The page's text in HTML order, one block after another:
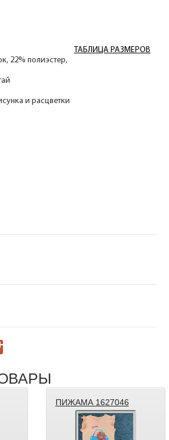
ТАБЛИЦА РАЗМЕРОВ
22% полиэстер,
и расцветки
ПИЖАМА 1627046